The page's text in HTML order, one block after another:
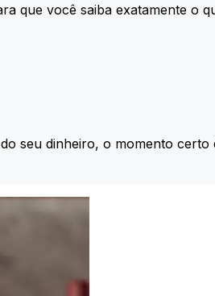
que você saiba exatamente o
seu dinheiro, o momento certo